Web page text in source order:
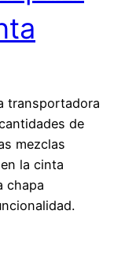
transportadora
de
mezclas
la cinta
chapa